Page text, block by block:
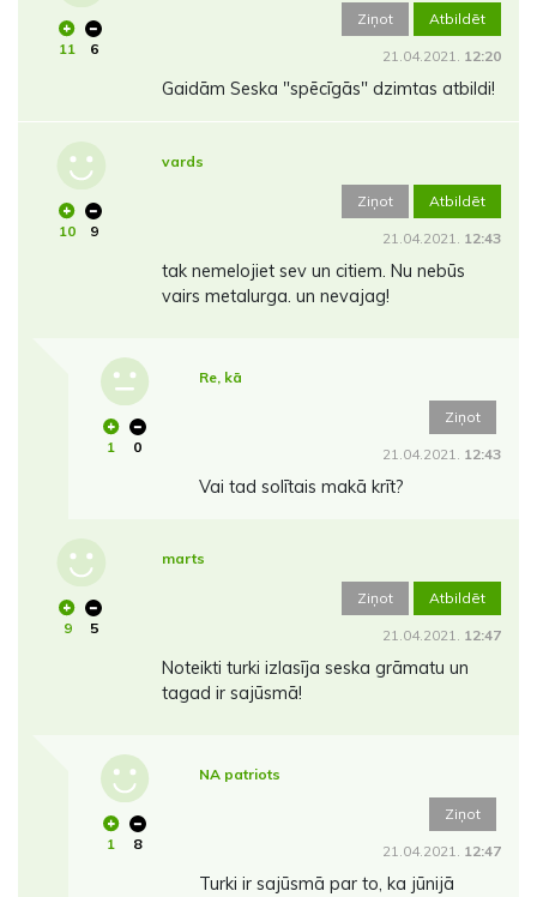
11 6
Ziņot Atbildēt
21.04.2021. 12:20
Gaidām Seska "spēcīgās" dzimtas atbildi!
10 9
vards
Ziņot Atbildēt
21.04.2021. 12:43
tak nemelojiet sev un citiem. Nu nebūs
vairs metalurga. un nevajag!
1 0
Re, kā
Ziņot
21.04.2021. 12:43
Vai tad solītais makā krīt?
9 5
marts
Ziņot Atbildēt
21.04.2021. 12:47
Noteikti turki izlasīja seska grāmatu un
tagad ir sajūsmā!
1 8
NA patriots
Ziņot
21.04.2021. 12:47
Turki ir sajūsmā par to, ka jūnijā